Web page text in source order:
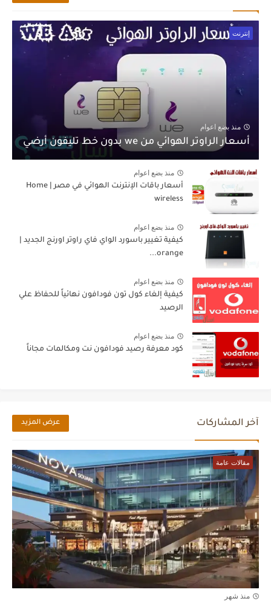
إنترنت
منذ بضع اعوام
أسعار الراوتر الهوائي من we بدون خط تليفون أرضي
منذ بضع اعوام
أسعار باقات الإنترنت الهوائي في مصر | Home
wireless
منذ بضع اعوام
كيفية تغيير باسورد الواي فاي راوتر اورنج الجديد |
orange...
منذ بضع اعوام
كيفية إلغاء كول تون فودافون نهائياً للحفاظ علي
الرصيد
منذ بضع اعوام
كود معرفة رصيد فودافون نت ومكالمات مجاناً
آخر المشاركات عرض المزيد
مقالات عامة
منذ شهر